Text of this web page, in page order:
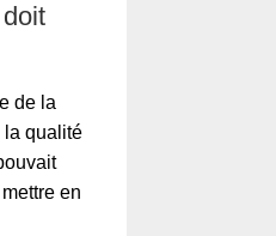
de la
la qualité
en